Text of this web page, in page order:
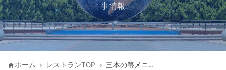
事情報
ホーム レストランTOP 三本の箒メニュー